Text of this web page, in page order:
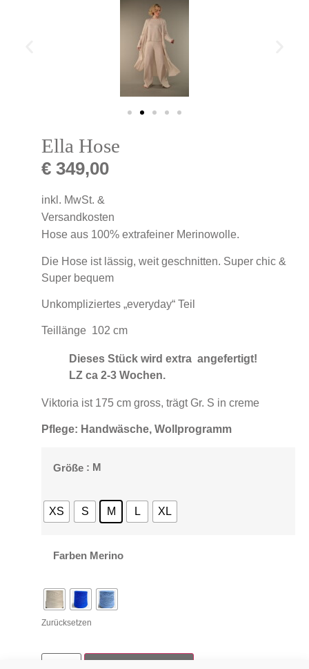
Ella Hose
€ 349,00
inkl. MwSt. &
Versandkosten
Hose aus 100% extrafeiner Merinowolle.
Die Hose ist lässig, weit geschnitten. Super chic &
Super bequem
Unkompliziertes „everyday“ Teil
Teillänge 102 cm
Dieses Stück wird extra angefertigt!
LZ ca 2-3 Wochen.
Viktoria ist 175 cm gross, trägt Gr. S in creme
Pflege: Handwäsche, Wollprogramm
Größe : M
XS S M L XL
Farben Merino
Zurücksetzen